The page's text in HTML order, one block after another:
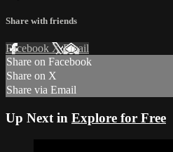
Share with friends
Facebook XEmail
Share on Facebook
Share on X
Share via Email
Up Next in Explore for Free